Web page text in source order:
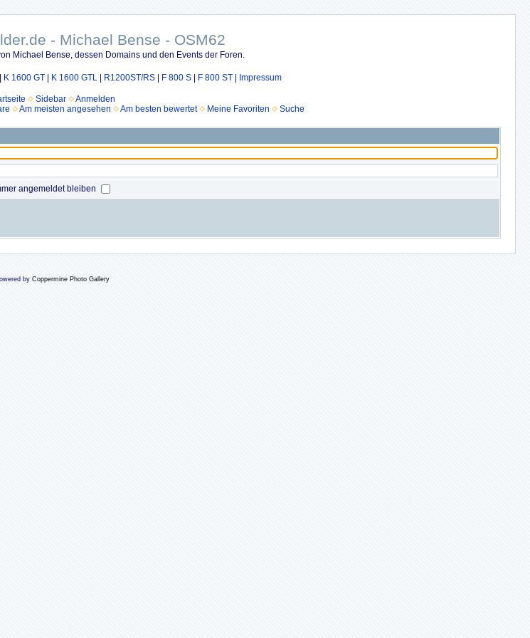
- Michael Bense - OSM62
Michael Bense, dessen Domains und den Events der Foren.
K 1600 GT K 1600 GTL R1200ST/RS F 800 S F 800 ST Impressum
Sidebar
Anmelden
Am meisten angesehen Am besten bewertet Meine Favoriten Suche
angemeldet bleiben
by Coppermine Photo Gallery